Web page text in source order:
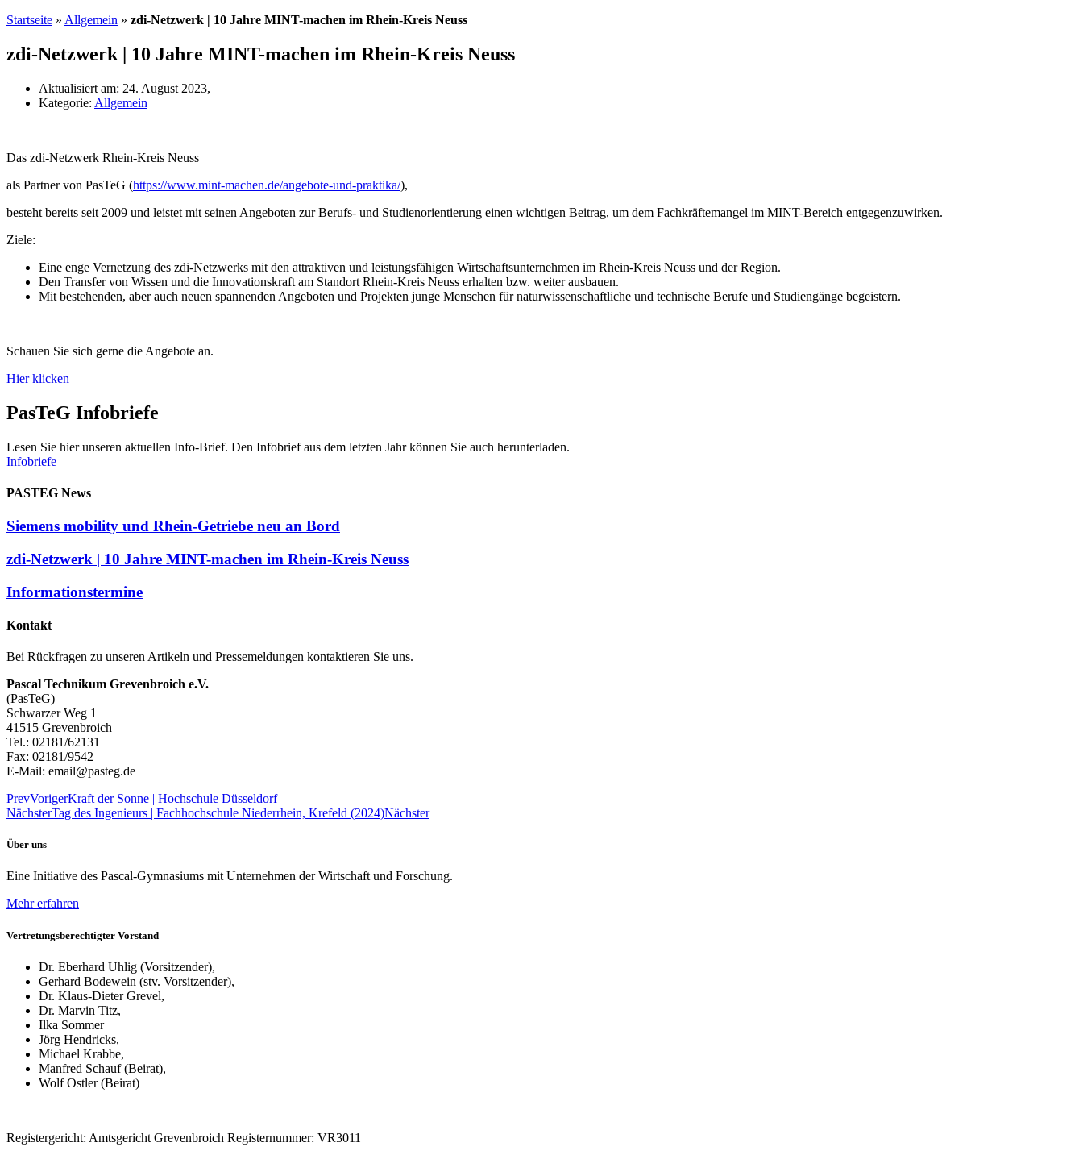
Startseite » Allgemein » zdi-Netzwerk | 10 Jahre MINT-machen im Rhein-Kreis Neuss
zdi-Netzwerk | 10 Jahre MINT-machen im Rhein-Kreis Neuss
Aktualisiert am: 24. August 2023,
Kategorie: Allgemein
Das zdi-Netzwerk Rhein-Kreis Neuss
als Partner von PasTeG (https://www.mint-machen.de/angebote-und-praktika/),
besteht bereits seit 2009 und leistet mit seinen Angeboten zur Berufs- und Studienorientierung einen wichtigen Beitrag, um dem Fachkräftemangel im MINT-Bereich entgegenzuwirken.
Ziele:
Eine enge Vernetzung des zdi-Netzwerks mit den attraktiven und leistungsfähigen Wirtschaftsunternehmen im Rhein-Kreis Neuss und der Region.
Den Transfer von Wissen und die Innovationskraft am Standort Rhein-Kreis Neuss erhalten bzw. weiter ausbauen.
Mit bestehenden, aber auch neuen spannenden Angeboten und Projekten junge Menschen für naturwissenschaftliche und technische Berufe und Studiengänge begeistern.
Schauen Sie sich gerne die Angebote an.
Hier klicken
PasTeG Infobriefe
Lesen Sie hier unseren aktuellen Info-Brief. Den Infobrief aus dem letzten Jahr können Sie auch herunterladen.
Infobriefe
PASTEG News
Siemens mobility und Rhein-Getriebe neu an Bord
zdi-Netzwerk | 10 Jahre MINT-machen im Rhein-Kreis Neuss
Informationstermine
Kontakt
Bei Rückfragen zu unseren Artikeln und Pressemeldungen kontaktieren Sie uns.
Pascal Technikum Grevenbroich e.V.
(PasTeG)
Schwarzer Weg 1
41515 Grevenbroich
Tel.: 02181/62131
Fax: 02181/9542
E-Mail: email@pasteg.de
PrevVorigerKraft der Sonne | Hochschule Düsseldorf
NächsterTag des Ingenieurs | Fachhochschule Niederrhein, Krefeld (2024)Nächster
Über uns
Eine Initiative des Pascal-Gymnasiums mit Unternehmen der Wirtschaft und Forschung.
Mehr erfahren
Vertretungsberechtigter Vorstand
Dr. Eberhard Uhlig (Vorsitzender),
Gerhard Bodewein (stv. Vorsitzender),
Dr. Klaus-Dieter Grevel,
Dr. Marvin Titz,
Ilka Sommer
Jörg Hendricks,
Michael Krabbe,
Manfred Schauf (Beirat),
Wolf Ostler (Beirat)
Registergericht: Amtsgericht Grevenbroich Registernummer: VR3011